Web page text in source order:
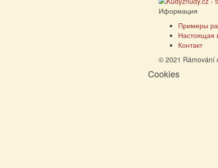
Иформация
Примеры
Настоящая
Контакт
© 2021 Rámování
Cookies